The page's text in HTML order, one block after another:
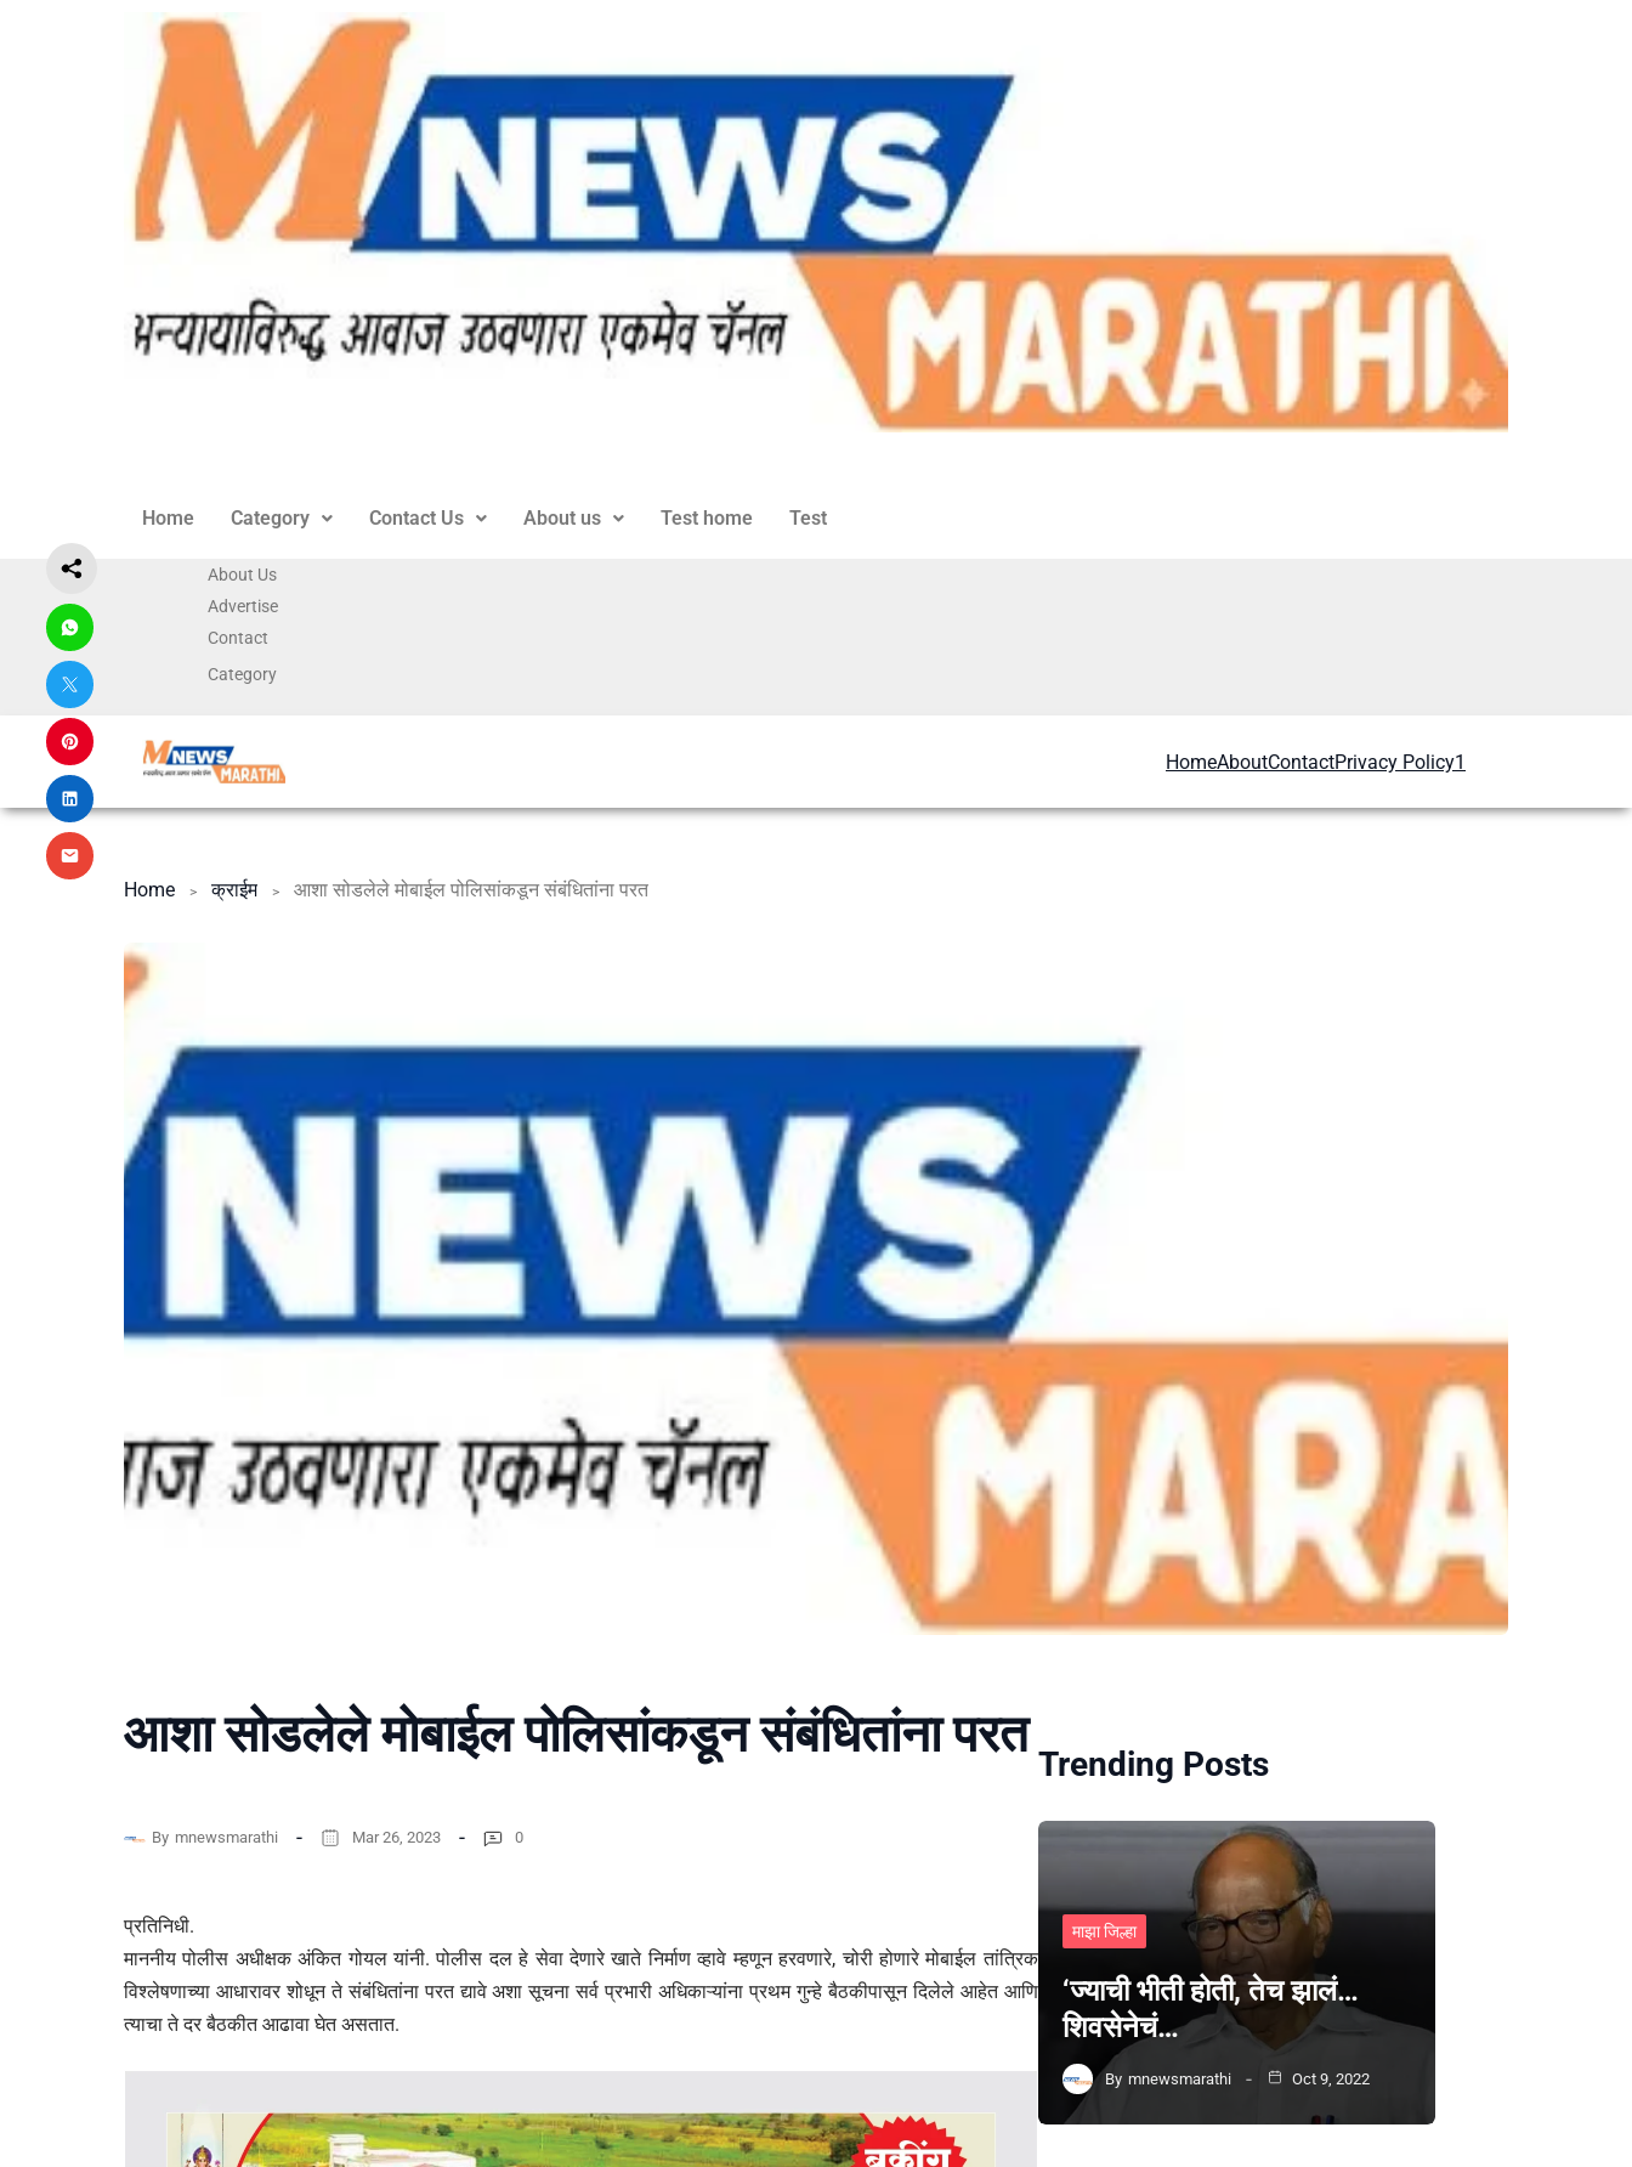
Home Category Contact Us About us Test home Test
About Us
Advertise
Contact
Category
HomeAboutContactPrivacy Policy1
Home क्राईम आशा सोडलेले मोबाईल पोलिसांकडून संबंधितांना परत
आशा सोडलेले मोबाईल पोलिसांकडून संबंधितांना परत
By mnewsmarathi Mar 26, 2023 0
प्रतिनिधी.
माननीय पोलीस अधीक्षक अंकित गोयल यांनी. पोलीस दल हे सेवा देणारे खाते निर्माण व्हावे म्हणून हरवणारे, चोरी होणारे मोबाईल तांत्रिक
विश्लेषणाच्या आधारावर शोधून ते संबंधितांना परत द्यावे अशा सूचना सर्व प्रभारी अधिकाऱ्यांना प्रथम गुन्हे बैठकीपासून दिलेले आहेत आणि
त्याचा ते दर बैठकीत आढावा घेत असतात.
Trending Posts
माझा जिल्हा
‘ज्याची भीती होती, तेच झालं…
शिवसेनेचं…
By mnewsmarathi Oct 9, 2022